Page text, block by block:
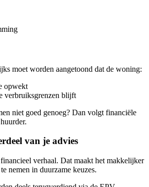
moet worden aangetoond dat de woning:
opwekt
verbruiksgrenzen blijft
niet goed genoeg? Dan volgt financiële
van je advies
verhaal. Dat maakt het makkelijker
nemen in duurzame keuzes.